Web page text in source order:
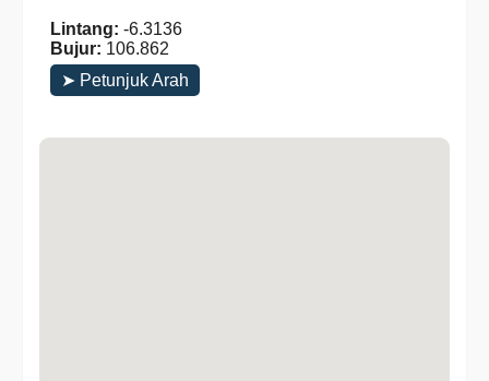
Lintang: -6.3136
Bujur: 106.862
➤ Petunjuk Arah